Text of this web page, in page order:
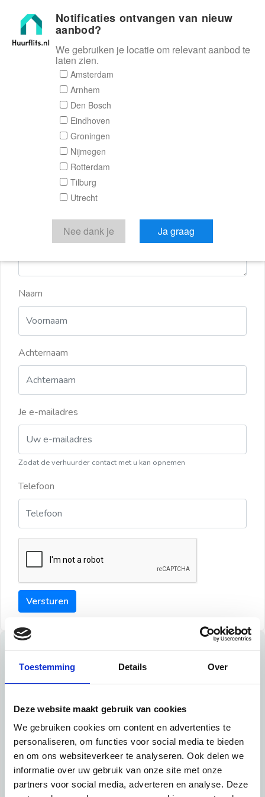
Toestemming Details Over
Deze website maakt gebruik van cookies
We gebruiken cookies om content en advertenties te
personaliseren, om functies voor social media te bieden
en om ons websiteverkeer te analyseren. Ook delen we
informatie over uw gebruik van onze site met onze
partners voor social media, adverteren en analyse. Deze
Huurflits
Reactieformulier
Huurflits
Verstuur je bericht
Door een bericht te sturen kom je in contact met de
aanbieder of makelaar van de woning.
Naam
Achternaam
Je e-mailadres
Zodat de verhuurder contact met u kan opnemen
Telefoon
Versturen
Tips
Tip 1:
Schrijf een duidelijke introductie en geef de volgende
informatie mee:
Ben je student, werkachtig of werkzoekend
Notificaties ontvangen van nieuw
aanbod?
We gebruiken je locatie om relevant aanbod te
laten zien.
Amsterdam
Arnhem
Den Bosch
Eindhoven
Groningen
Nijmegen
Rotterdam
Tilburg
Utrecht
Nee dank je Ja graag